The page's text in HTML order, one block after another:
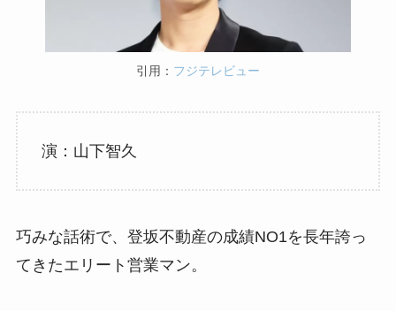
引用： フジテレビュー
演：山下智久
巧みな話術で、登坂不動産の成績NO1を長年誇っ
てきたエリート営業マン。